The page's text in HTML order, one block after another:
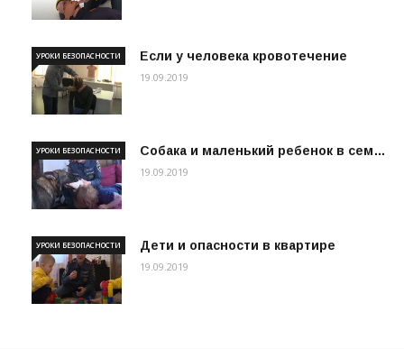
Если у человека кровотечение
УРОКИ БЕЗОПАСНОСТИ
19.09.2019
Собака и маленький ребенок в сем…
УРОКИ БЕЗОПАСНОСТИ
19.09.2019
Дети и опасности в квартире
УРОКИ БЕЗОПАСНОСТИ
19.09.2019